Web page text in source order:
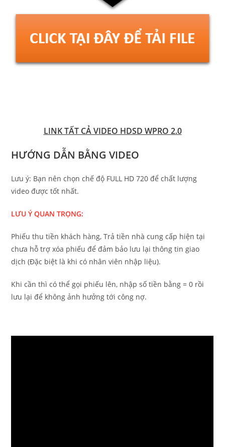
LINK TẤT CẢ VIDEO HDSD WPRO 2.0
HƯỚNG DẪN BẰNG VIDEO
Lưu ý: Bạn nên chọn chế độ FULL HD 720 để chất lượng
video được tốt nhất.
LƯU Ý QUAN TRỌNG:
Phiếu thu tiền khách hàng, Trả tiền nhà cung cấp hiện tại
chưa hỗ trợ xóa phiếu để đảm bảo lưu lại thông tin giao
dịch (Đặc biệt là khi có nhân viên nhập liệu).
Khi cần thì có thể gọi phiếu lên, nhập số tiền bằng = 0 rồi
lưu lại để không ảnh hưởng tới công nợ.